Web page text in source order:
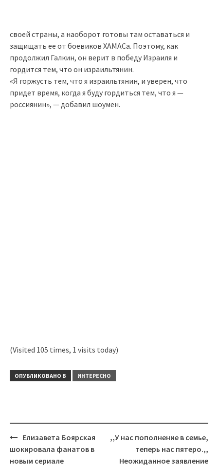
своей страны, а наоборот готовы там оставаться и
защищать ее от боевиков ХАМАСа. Поэтому, как
продолжил Галкин, он верит в победу Израиля и
гордится тем, что он израильтянин.
«Я горжусть тем, что я израильтянин, и уверен, что
придет время, когда я буду гордиться тем, что я —
россиянин», — добавил шоумен.
(Visited 105 times, 1 visits today)
ОПУБЛИКОВАНО В ИНТЕРЕСНО
Навигация
Елизавета Боярская
шокировала фанатов в
новым сериале
,,У нас пополнение в семье,
теперь нас пятеро.,,
Неожиданное заявление